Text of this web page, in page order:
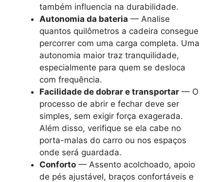
também influencia na durabilidade.
Autonomia da bateria — Analise
quantos quilômetros a cadeira consegue
percorrer com uma carga completa. Uma
autonomia maior traz tranquilidade,
especialmente para quem se desloca
com frequência.
Facilidade de dobrar e transportar — O
processo de abrir e fechar deve ser
simples, sem exigir força exagerada.
Além disso, verifique se ela cabe no
porta-malas do carro ou nos espaços
onde será guardada.
Conforto — Assento acolchoado, apoio
de pés ajustável, braços confortáveis e